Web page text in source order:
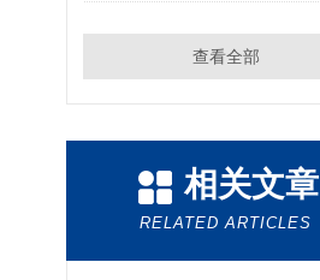
查看全部
相关文章
RELATED ARTICLES